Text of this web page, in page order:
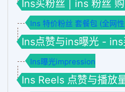
Ins买粉丝 | ins 粉丝
Ins 特价粉丝 套餐包 (全网性
Ins点赞与ins曝光 - ins
Ins曝光impression
Ins Reels 点赞与播放